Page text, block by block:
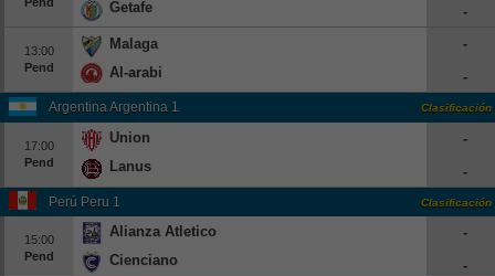
Pend
Getafe
-
13:00
Pend
Malaga
Al-arabi
-
-
Argentina Argentina 1 Clasificación
17:00
Pend
Union
Lanus
-
-
Perú Peru 1 Clasificación
15:00
Pend
Alianza Atletico
Cienciano
-
-
Europa League
Supercopa Europa
Partidos amistosos
Partidos televisados
Baloncesto
Europa
Euroliga
Eurocup